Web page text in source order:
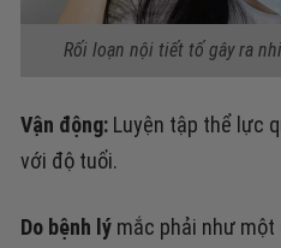
Rối loạn nội tiết tố gây ra
Vận động: Luyện tập thể lực
với độ tuổi.
Do bệnh lý mắc phải như một